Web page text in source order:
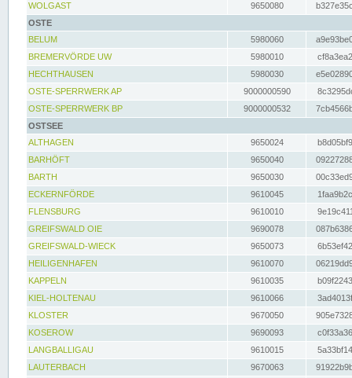
WOLGAST
9650080
OSTE
BELUM
5980060
BREMERVÖRDE UW
5980010
HECHTHAUSEN
5980030
OSTE-SPERRWERK AP
9000000590
OSTE-SPERRWERK BP
9000000532
OSTSEE
ALTHAGEN
9650024
BARHÖFT
9650040
BARTH
9650030
ECKERNFÖRDE
9610045
FLENSBURG
9610010
GREIFSWALD OIE
9690078
GREIFSWALD-WIECK
9650073
HEILIGENHAFEN
9610070
KAPPELN
9610035
KIEL-HOLTENAU
9610066
KLOSTER
9670050
KOSEROW
9690093
LANGBALLIGAU
9610015
LAUTERBACH
9670063